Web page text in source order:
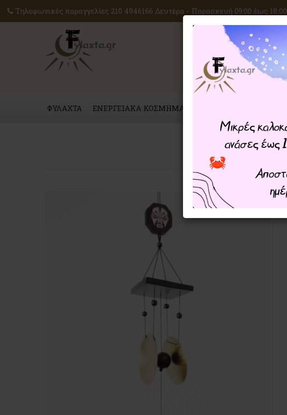
Τηλεφωνικές παραγγελίες 210 4946166 Δευτέρα - Παρασκευή 09:00 έως 18:00
ΦΥΛΑΧΤΑ ΕΝΕΡΓΕΙΑΚΑ ΚΟΣΜΗΜΑΤΑ